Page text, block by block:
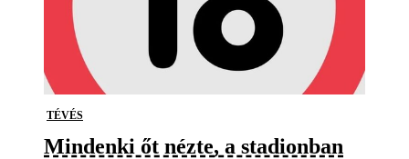
TÉVÉS
Mindenki őt nézte, a stadionban